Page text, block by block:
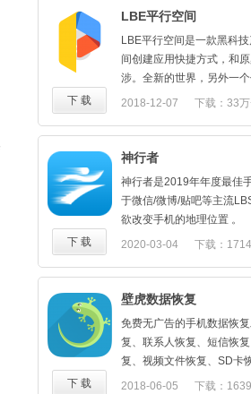
★显示文件创建日期、文
★提示：编辑模式下点击
当天的图片或视频
正在开发的特性：
★根据用户设置进行全自
★支持各种云盘服务，实
权限说明：
★读写sd卡 - 扫描微信文件
★连接网络 - 用户反馈及崩
致力于成为『更好』的微
任何问题和建议可直接联
LBE平行空间
LBE平行空间是一款黑科
间创建应用快捷方式，和
涉。全新的世界，另外一
大小号可以一起玩，省去
定，超出想象力的科技产
全新的界面，全新的世界
间
登录新的微信和QQ，和
展示自己的另一面，为自
无需重新登录微博或贴吧
新的消息和照片，完美展
级，双倍的乐趣
登录网盘，悄悄保存自己
妥妥的不再担心丢失了
LBE平行空间是一款虚拟
可以正常使用，会申请很
2018-12-07 下载：33
下 载
神行者
神行者是2019年年度最佳
于微信/微博/贴吧等主流
欲改变手机的地理位置 。
主要功能
微商、到店不再为没有客
摆脱外勤打卡软件的监视
不下来！
联系我们
QQ群：250281569
2020-03-04 下载：
下 载
壁虎数据恢复
免费无广告的手机数据恢
复、联系人恢复、短信恢
复、视频文件恢复、SD卡
信撤回消息恢复等。功能
2018-06-05 下载：
下 载